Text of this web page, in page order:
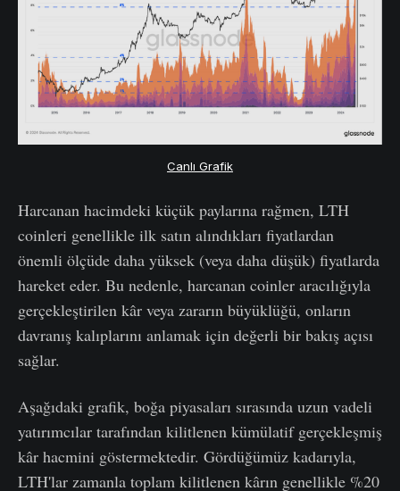
Canlı Grafik
Harcanan hacimdeki küçük paylarına rağmen, LTH
coinleri genellikle ilk satın alındıkları fiyatlardan
önemli ölçüde daha yüksek (veya daha düşük) fiyatlarda
hareket eder. Bu nedenle, harcanan coinler aracılığıyla
gerçekleştirilen kâr veya zararın büyüklüğü, onların
davranış kalıplarını anlamak için değerli bir bakış açısı
sağlar.
Aşağıdaki grafik, boğa piyasaları sırasında uzun vadeli
yatırımcılar tarafından kilitlenen kümülatif gerçekleşmiş
kâr hacmini göstermektedir. Gördüğümüz kadarıyla,
LTH'lar zamanla toplam kilitlenen kârın genellikle %20